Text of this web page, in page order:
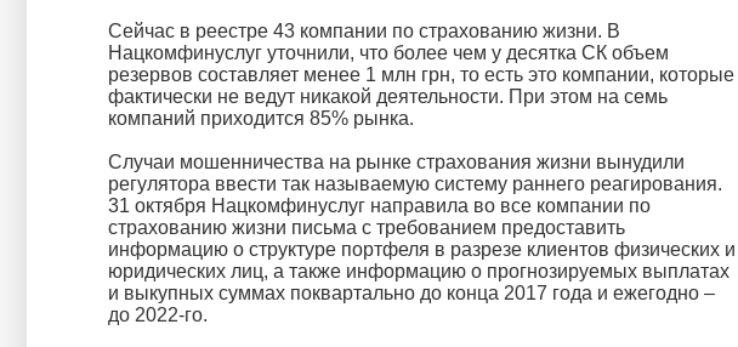
Сейчас в реестре 43 компании по страхованию жизни. В
Нацкомфинуслуг уточнили, что более чем у десятка СК объем
резервов составляет менее 1 млн грн, то есть это компании, которые
фактически не ведут никакой деятельности. При этом на семь
компаний приходится 85% рынка.
Случаи мошенничества на рынке страхования жизни вынудили
регулятора ввести так называемую систему раннего реагирования.
31 октября Нацкомфинуслуг направила во все компании по
страхованию жизни письма с требованием предоставить
информацию о структуре портфеля в разрезе клиентов физических и
юридических лиц, а также информацию о прогнозируемых выплатах
и выкупных суммах поквартально до конца 2017 года и ежегодно –
до 2022-го.